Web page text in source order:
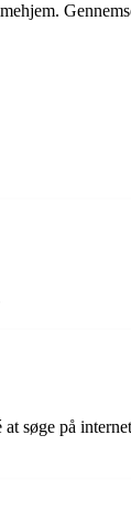
søge på